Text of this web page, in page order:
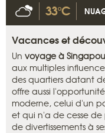
33°C
Vacances et
Un voyage à
aux multiples
des quartiers datant
offre aussi
moderne, celui d'un
et qui n'a de cesse de
de divertissements à